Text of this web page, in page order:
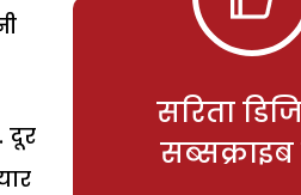
दूर
सरिता